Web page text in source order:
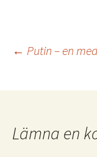
← Putin – en
Lämna en